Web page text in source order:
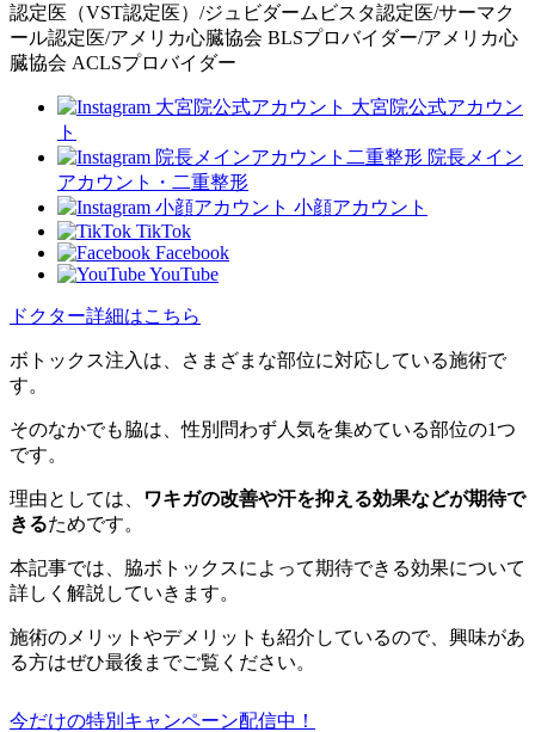
認定医（VST認定医）/ジュビダームビスタ認定医/サーマク
ール認定医/アメリカ心臓協会 BLSプロバイダー/アメリカ心
臓協会 ACLSプロバイダー
大宮院公式アカウン
ト
院長メイン
アカウント・二重整形
小顔アカウント
TikTok
Facebook
YouTube
ドクター詳細はこちら
ボトックス注入は、さまざまな部位に対応している施術で
す。
そのなかでも脇は、性別問わず人気を集めている部位の1つ
です。
理由としては、
ワキガの改善や汗を抑える効果などが期待で
きるためです。
本記事では、脇ボトックスによって期待できる効果について
詳しく解説していきます。
施術のメリットやデメリットも紹介しているので、興味があ
る方はぜひ最後までご覧ください。
今だけの特別キャンペーン配信中！